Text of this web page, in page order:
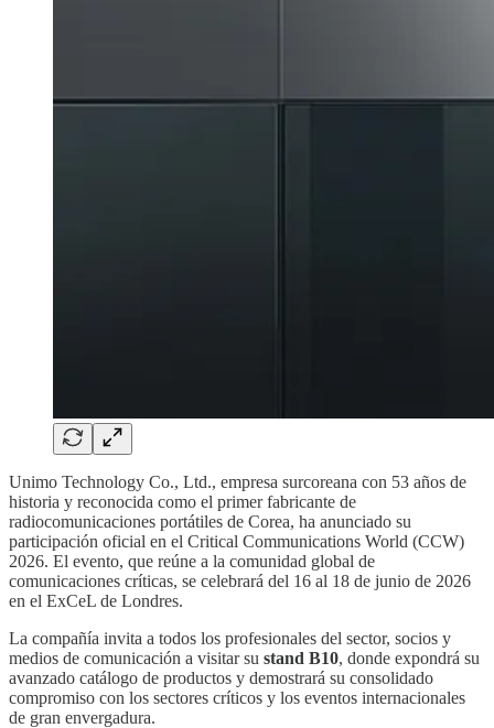
Unimo Technology Co., Ltd., empresa surcoreana con 53 años de
historia y reconocida como el primer fabricante de
radiocomunicaciones portátiles de Corea, ha anunciado su
participación oficial en el Critical Communications World (CCW)
2026. El evento, que reúne a la comunidad global de
comunicaciones críticas, se celebrará del 16 al 18 de junio de 2026
en el ExCeL de Londres.
La compañía invita a todos los profesionales del sector, socios y
medios de comunicación a visitar su stand B10, donde expondrá su
avanzado catálogo de productos y demostrará su consolidado
compromiso con los sectores críticos y los eventos internacionales
de gran envergadura.